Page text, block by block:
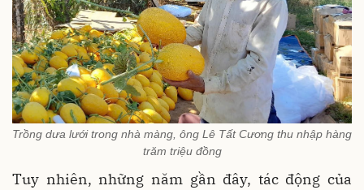
Trồng dưa lưới trong nhà màng, ông Lê Tất Cương thu nhập hàng
trăm triệu đồng
Tuy nhiên, những năm gần đây, tác động của